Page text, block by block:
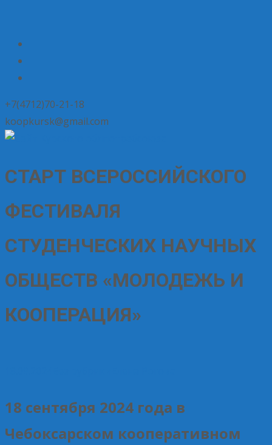
+7(4712)70-21-18
koopkursk@gmail.com
СТАРТ ВСЕРОССИЙСКОГО
ФЕСТИВАЛЯ
СТУДЕНЧЕСКИХ НАУЧНЫХ
ОБЩЕСТВ «МОЛОДЕЖЬ И
КООПЕРАЦИЯ»
18 сентября 2024 года в
Чебоксарском кооперативном